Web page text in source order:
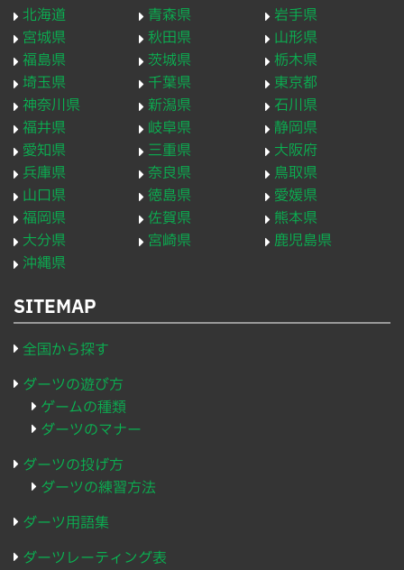
北海道 青森県
岩手県
宮城県
秋田県
山形県
福島県
茨城県
栃木県
埼玉県
千葉県
東京都
神奈川県
新潟県
石川県
福井県
岐阜県
静岡県
愛知県
三重県
大阪府
兵庫県
奈良県
鳥取県
山口県
徳島県
愛媛県
福岡県
佐賀県
熊本県
大分県
宮崎県
鹿児島県
沖縄県
SITEMAP
全国から探す
ダーツの遊び方
ゲームの種類
ダーツのマナー
ダーツの投げ方
ダーツの練習方法
ダーツ用語集
ダーツレーティング表